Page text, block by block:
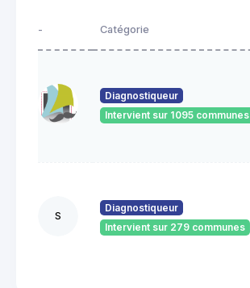
- Catégorie
Diagnostiqueur
Intervient sur 1095 communes
S
Diagnostiqueur
Intervient sur 279 communes